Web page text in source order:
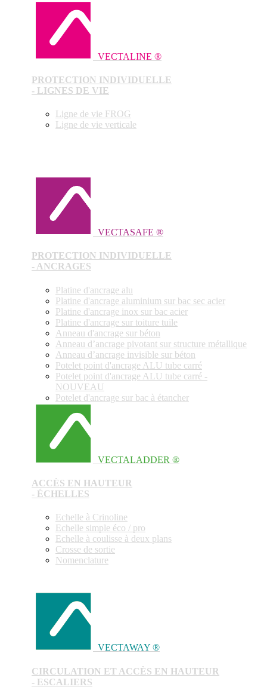
VECTALINE ®
PROTECTION INDIVIDUELLE
- LIGNES DE VIE
Ligne de vie FROG
Ligne de vie verticale
VECTASAFE ®
PROTECTION INDIVIDUELLE
- ANCRAGES
Platine d'ancrage alu
Platine d'ancrage aluminium sur bac sec acier
Platine d'ancrage inox sur bac acier
Platine d'ancrage sur toiture tuile
Anneau d'ancrage sur béton
Anneau d’ancrage pivotant sur structure métallique
Anneau d’ancrage invisible sur béton
Potelet point d'ancrage ALU tube carré
Potelet point d'ancrage ALU tube carré -
NOUVEAU
Potelet d'ancrage sur bac à étancher
VECTALADDER ®
ACCÈS EN HAUTEUR
- ÉCHELLES
Echelle à Crinoline
Echelle simple éco / pro
Echelle à coulisse à deux plans
Crosse de sortie
Nomenclature
VECTAWAY ®
CIRCULATION ET ACCÈS EN HAUTEUR
- ESCALIERS